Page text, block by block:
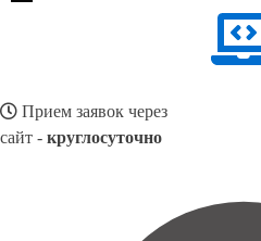
Прием заявок через
сайт - круглосуточно